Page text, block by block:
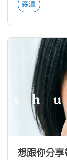
森澤
想跟你分享